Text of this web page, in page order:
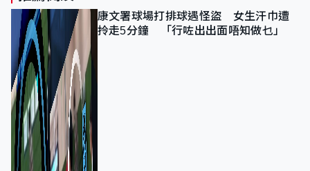
康文署球場打排球遇怪盜 女生汗巾遭
拎走5分鐘 「行咗出出面唔知做乜」